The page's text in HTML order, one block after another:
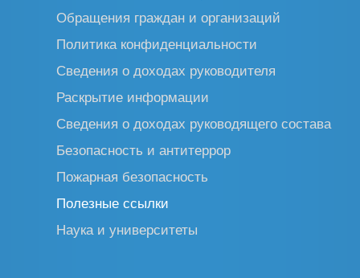
Обращения граждан и организаций
Политика конфиденциальности
Сведения о доходах руководителя
Раскрытие информации
Сведения о доходах руководящего состава
Безопасность и антитеррор
Пожарная безопасность
Полезные ссылки
Наука и университеты